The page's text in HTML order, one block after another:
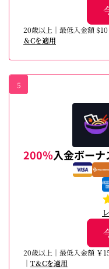
20歳以上｜最低入金額
＆Cを適用
5
200％入金ボーナ
20歳以上｜最低入金額 ￥
｜ T＆Cを適用